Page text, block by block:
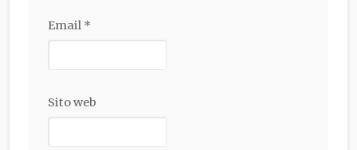
Email *
Sito web